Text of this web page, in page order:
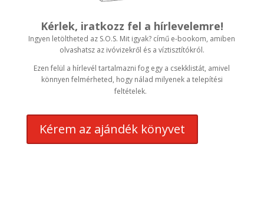
Kérlek, iratkozz fel a hírlevelemre!
Ingyen letöltheted az S.O.S. Mit igyak? című e-bookom, amiben
olvashatsz az ivóvizekről és a víztisztítókról.
Ezen felül a hírlevél tartalmazni fog egy a csekklistát, amivel
könnyen felmérheted, hogy nálad milyenek a telepítési
feltételek.
Kérem az ajándék könyvet